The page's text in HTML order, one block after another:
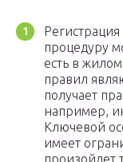
процедуру
есть в
правил
получает
например,
Ключевой
имеет
произойдет